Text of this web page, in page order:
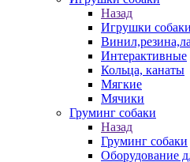
Назад
Игрушки собаки
Интерактивные
Кольца, канаты
Мягкие
Мячики
Груминг собаки
Назад
Груминг собаки
Оборудование